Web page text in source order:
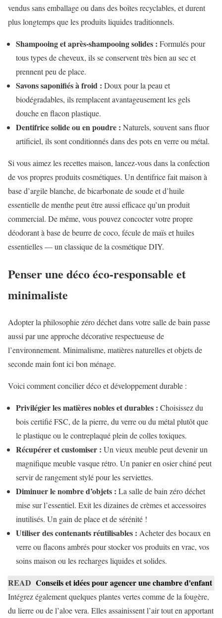
vendus sans emballage ou dans des boîtes recyclables, et durent
plus longtemps que les produits liquides traditionnels.
Shampooing et après-shampooing solides : Formulés pour
tous types de cheveux, ils se conservent très bien au sec et
prennent peu de place.
Savons saponifiés à froid : Doux pour la peau et
biodégradables, ils remplacent avantageusement les gels
douche en flacon plastique.
Dentifrice solide ou en poudre : Naturels, souvent sans fluor
artificiel, ils sont conditionnés dans des pots en verre ou métal.
Si vous aimez les recettes maison, lancez-vous dans la confection
de vos propres produits cosmétiques. Un dentifrice fait maison à
base d’argile blanche, de bicarbonate de soude et d’huile
essentielle de menthe peut être aussi efficace qu’un produit
commercial. De même, vous pouvez concocter votre propre
déodorant à base de beurre de coco, fécule de maïs et huiles
essentielles — un classique de la cosmétique DIY.
Penser une déco éco-responsable et
minimaliste
Adopter la philosophie zéro déchet dans votre salle de bain passe
aussi par une approche décorative respectueuse de
l’environnement. Minimalisme, matières naturelles et objets de
seconde main font ici bon ménage.
Voici comment concilier déco et développement durable :
Privilégier les matières nobles et durables : Choisissez du
bois certifié FSC, de la pierre, du verre ou du métal plutôt que
le plastique ou le contreplaqué plein de colles toxiques.
Récupérer et customiser : Un vieux meuble peut devenir un
magnifique meuble vasque rétro. Un panier en osier chiné peut
servir de rangement stylé pour les serviettes.
Diminuer le nombre d’objets : La salle de bain zéro déchet
mise sur l’essentiel. Exit les dizaines de crèmes et accessoires
inutilisés. Un gain de place et de sérénité !
Utiliser des contenants réutilisables : Acheter des bocaux en
verre ou flacons ambrés pour stocker vos produits en vrac, vos
soins maison ou les recharges liquides et solides.
READ Conseils et idées pour agencer une chambre d'enfant
Intégrez également quelques plantes vertes comme de la fougère,
du lierre ou de l’aloe vera. Elles assainissent l’air tout en apportant